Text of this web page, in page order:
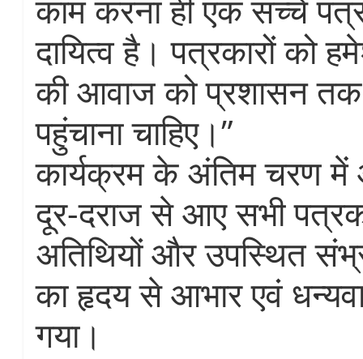
काम करना ही एक सच्चे
दायित्व है। पत्रकारों को
की आवाज को प्रशासन
पहुंचाना चाहिए।”
कार्यक्रम के अंतिम चरण में
दूर-दराज से आए सभी
अतिथियों और उपस्थित
का हृदय से आभार एवं
गया।